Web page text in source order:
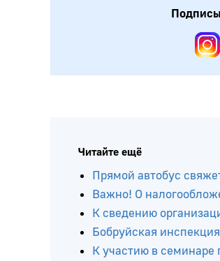
Подписывайтесь на
Читайте ещё
Прямой автобус
Важно! О